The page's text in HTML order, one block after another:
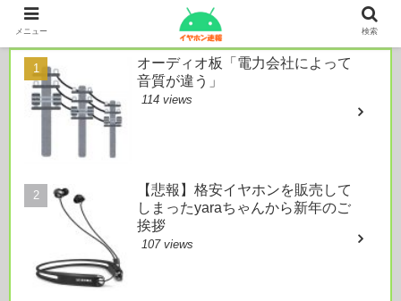
本日のおすすめ
オーディオ板「電力会社によって
音質が違う」
114 views
【悲報】格安イヤホンを販売して
しまったyaraちゃんから新年のご
挨拶
107 views
メニュー 検索